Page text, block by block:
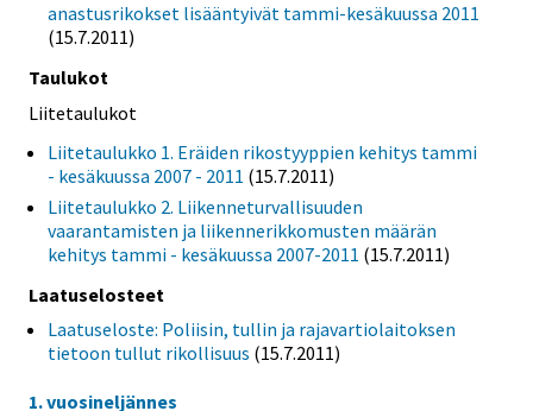
anastusrikokset lisääntyivät tammi-kesäkuussa 2011
(15.7.2011)
Taulukot
Liitetaulukot
Liitetaulukko 1. Eräiden rikostyyppien kehitys tammi
- kesäkuussa 2007 - 2011 (15.7.2011)
Liitetaulukko 2. Liikenneturvallisuuden
vaarantamisten ja liikennerikkomusten määrän
kehitys tammi - kesäkuussa 2007-2011 (15.7.2011)
Laatuselosteet
Laatuseloste: Poliisin, tullin ja rajavartiolaitoksen
tietoon tullut rikollisuus (15.7.2011)
1. vuosineljännes